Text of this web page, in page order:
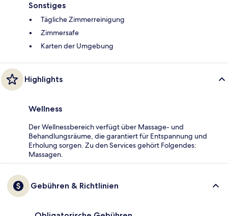
Sonstiges
Tägliche Zimmerreinigung
Zimmersafe
Karten der Umgebung
Highlights
Wellness
Der Wellnessbereich verfügt über Massage- und
Behandlungsräume, die garantiert für Entspannung und
Erholung sorgen. Zu den Services gehört Folgendes:
Massagen.
Gebühren & Richtlinien